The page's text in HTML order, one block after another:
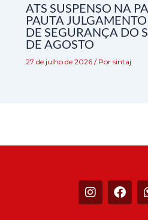
ATS SUSPENSO NA
PAUTA
DE SEGURANÇA DO
DE AGOSTO
27 de julho de 2026 / Por sintaj
I
n
F
a